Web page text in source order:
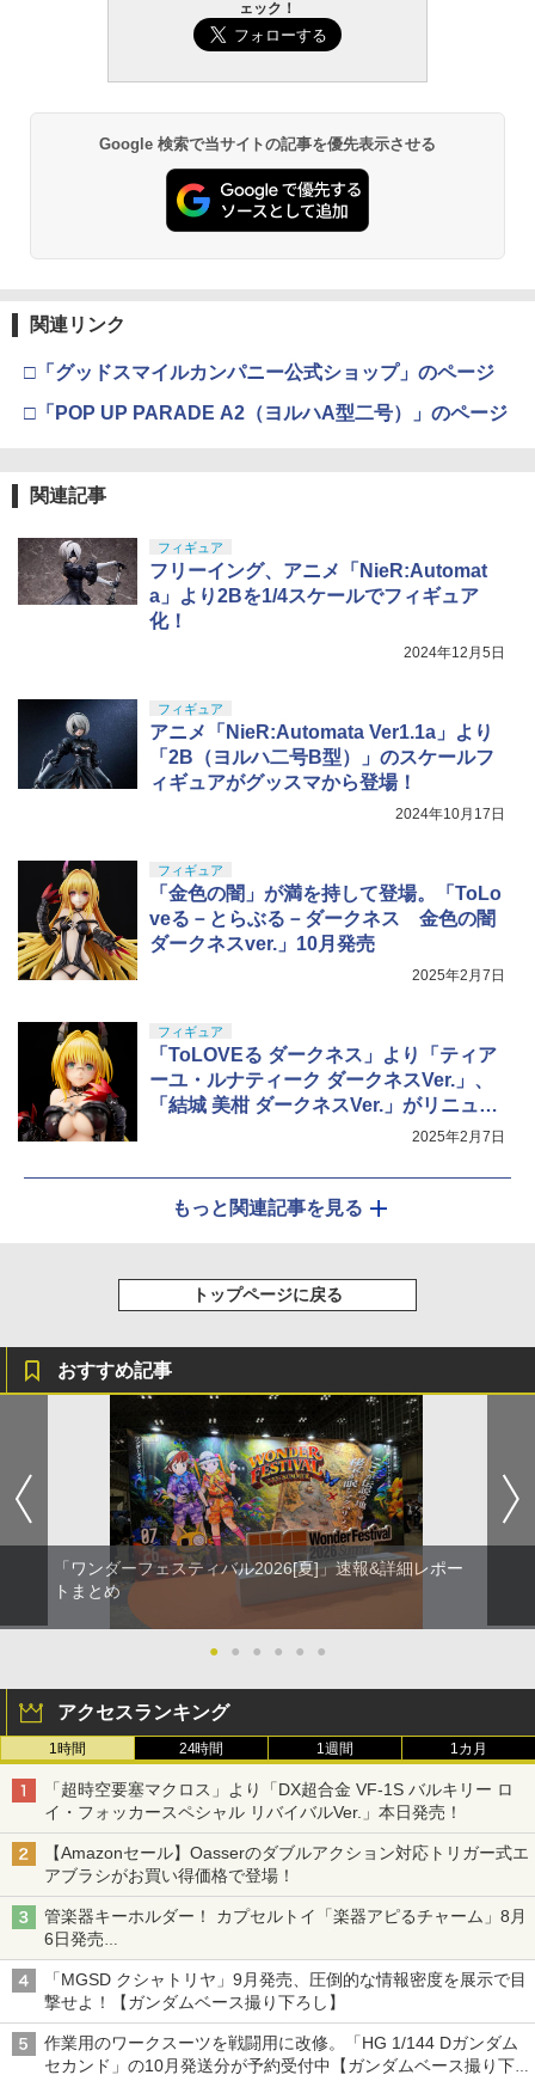
ェック！
Google 検索で当サイトの記事を優先表示させる
関連リンク
□「グッドスマイルカンパニー公式ショップ」のページ
□「POP UP PARADE A2（ヨルハA型二号）」のページ
関連記事
フィギュア
フリーイング、アニメ「NieR:Automat
a」より2Bを1/4スケールでフィギュア
化！
2024年12月5日
フィギュア
アニメ「NieR:Automata Ver1.1a」より
「2B（ヨルハ二号B型）」のスケールフ
ィギュアがグッスマから登場！
2024年10月17日
フィギュア
「金色の闇」が満を持して登場。「ToLo
veる－とらぶる－ダークネス 金色の闇
ダークネスver.」10月発売
2025年2月7日
フィギュア
「ToLOVEる ダークネス」より「ティア
ーユ・ルナティーク ダークネスVer.」、
「結城 美柑 ダークネスVer.」がリニュー
2025年2月7日
もっと関連記事を見る
トップページに戻る
おすすめ記事
「ワンダーフェスティバル2026[夏]」速報&詳細レポー
トまとめ
● ● ● ● ● ●
アクセスランキング
1時間 24時間 1週間 1カ月
「超時空要塞マクロス」より「DX超合金 VF-1S バルキリー ロ
イ・フォッカースペシャル リバイバルVer.」本日発売！
【Amazonセール】Oasserのダブルアクション対応トリガー式エ
アブラシがお買い得価格で登場！
管楽器キーホルダー！ カプセルトイ「楽器アピるチャーム」8月
6日発売
チューバ、テナサクなど5種各3色
「MGSD クシャトリヤ」9月発売、圧倒的な情報密度を展示で目
撃せよ！【ガンダムベース撮り下ろし】
作業用のワークスーツを戦闘用に改修。「HG 1/144 Dガンダム
セカンド」の10月発送分が予約受付中【ガンダムベース撮り下